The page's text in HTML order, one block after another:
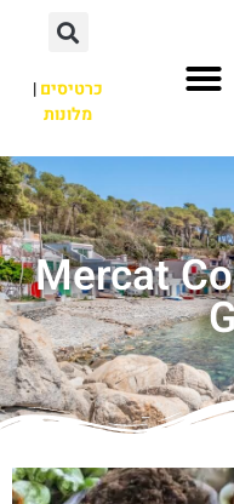
כרטיסים|
מלונות
Mercat